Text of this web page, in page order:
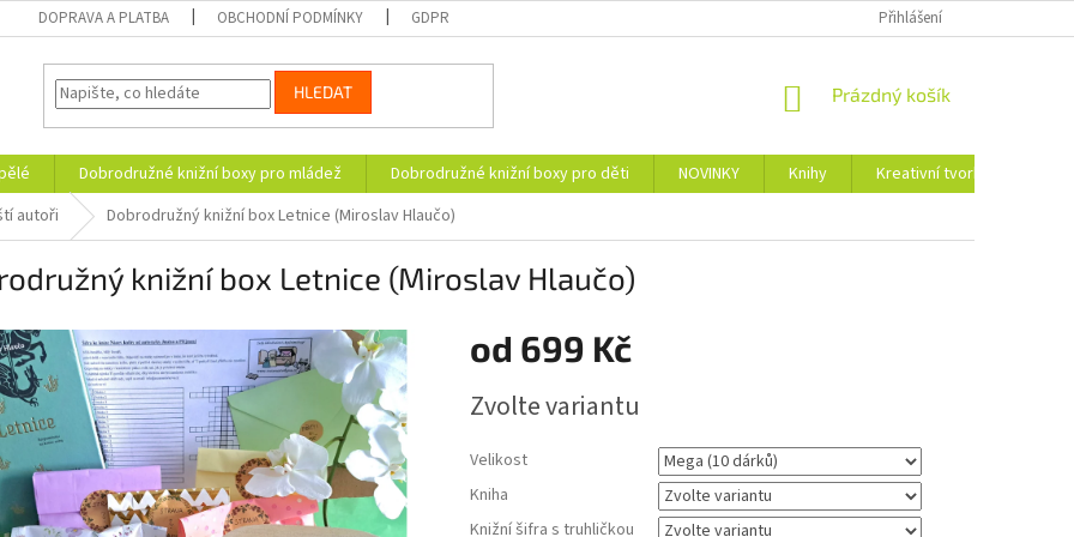
DOPRAVA A PLATBA OBCHODNÍ PODMÍNKY GDPR Přihlášení
HLEDAT
NÁKUPNÍ
Prázdný košík
Dobrodružné knižní boxy pro mládež Dobrodružné knižní boxy pro děti NOVINKY Knihy Kreativní tvorba
autoři Dobrodružný knižní box Letnice (Miroslav Hlaučo)
knižní box Letnice (Miroslav Hlaučo)
od 699 Kč
cena:
Zvolte variantu
Velikost
Kniha
Knižní šifra s truhličkou